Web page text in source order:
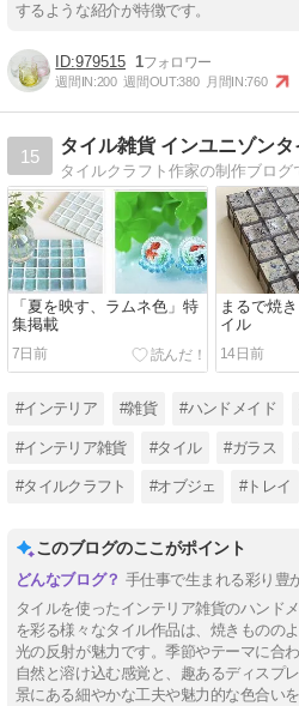
するような紹介が特徴です。
979515 1
週間IN:200 週間OUT:380 月間IN:760
15
タイル雑貨 インユニゾンタ
「夏を映す、ラムネ色」特
集掲載
7日前
まるで焼
イル
14日前
#インテリア #雑貨 #ハンドメイド
#インテリア雑貨 #タイル #ガラス
#タイルクラフト #オブジェ #トレイ
このブログのここがポイント
手仕事で生まれる彩り豊
タイルを使ったインテリア雑貨のハンド
を彩る様々なタイル作品は、焼きものの
光の反射が魅力です。季節やテーマに合
自然と溶け込む感覚と、趣あるディスプ
景にある細やかな工夫や魅力的な色合い